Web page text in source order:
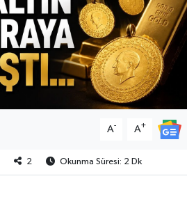
A- A+
2 Okunma Süresi: 2 Dk